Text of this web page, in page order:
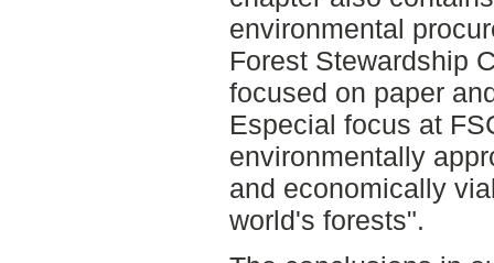
environmental
Forest Stewardship
focused on paper
Especial focus at
environmentally
and economically
world's forests".